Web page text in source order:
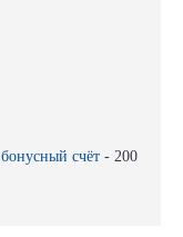
бонусный счёт - 200